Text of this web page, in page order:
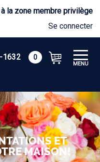
la zone membre privilège
Se connecter
1632 0
ET
MAISON!
MENU